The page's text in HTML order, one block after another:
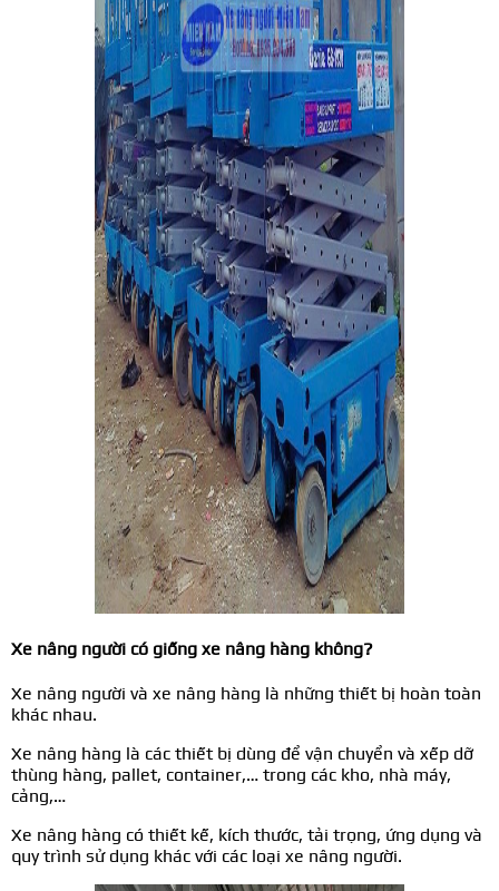
Xe nâng người có giống xe nâng hàng không?
Xe nâng người và xe nâng hàng là những thiết bị hoàn toàn
khác nhau.
Xe nâng hàng là các thiết bị dùng để vận chuyển và xếp dỡ
thùng hàng, pallet, container,… trong các kho, nhà máy,
cảng,…
Xe nâng hàng có thiết kế, kích thước, tải trọng, ứng dụng và
quy trình sử dụng khác với các loại xe nâng người.